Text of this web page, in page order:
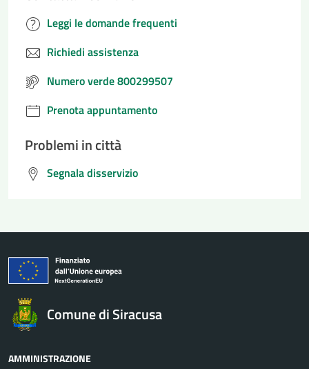
Leggi le domande frequenti
Richiedi assistenza
Numero verde 800299507
Prenota appuntamento
Problemi in città
Segnala disservizio
Comune di Siracusa
AMMINISTRAZIONE